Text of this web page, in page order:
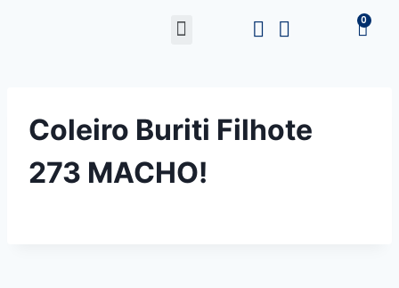
Coleiro Buriti Filhote
273 MACHO!